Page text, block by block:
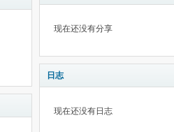
现在还没有分享
日志
现在还没有日志